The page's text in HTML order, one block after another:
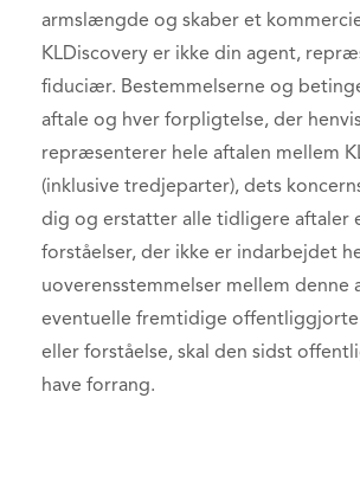
armslængde og skaber et
KLDiscovery er ikke din agent,
fiduciær. Bestemmelserne og
aftale og hver forpligtelse, der
repræsenterer hele aftalen mellem
(inklusive tredjeparter), dets
dig og erstatter alle tidligere aftaler
forståelser, der ikke er indarbejdet
uoverensstemmelser mellem denne
eventuelle fremtidige
eller forståelse, skal den sidst
have forrang.